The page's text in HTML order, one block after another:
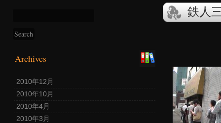
Archives
2010年12月
2010年10月
2010年4月
2010年3月
鉄人